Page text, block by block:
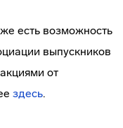
есть возможность
выпускников
от
здесь.